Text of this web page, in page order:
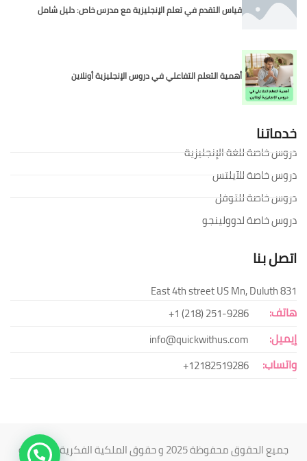
قياس التقدم في تعلم الإنجليزية مع مدرس خاص: دليل شامل
أهمية التعلم التفاعلي في دروس الإنجليزية أونلاين
خدماتنا
دروس خاصة للغة الإنجليزية
دروس خاصة للآيلتس
دروس خاصة للتوفل
دروس خاصة لدوولينجو
اتصل بنا
831 East 4th street US Mn, Duluth
هاتف: 251-9286 (218) 1+
إيميل: info@quickwithus.com
واتساب: 12182519286+
جميع الحقوق محفوظة 2025 و حقوق الملكية الفكرية محفوظة
هل تحتاج مساعدة؟